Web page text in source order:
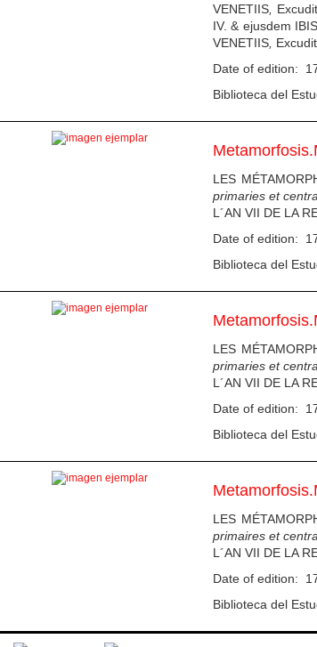
VENETIIS,
IV. & ejusdem
VENETIIS,
Date of edition:
Biblioteca del
LES
primaries et
L´AN VII DE LA
Date of edition:
Biblioteca del
LES
primaries et
L´AN VII DE LA
Date of edition:
Biblioteca del
LES
primaires et
L´AN VII DE LA
Date of edition:
Biblioteca del